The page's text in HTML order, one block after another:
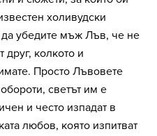
холивудски
убедите мъж Лъв, че не
друг, колкото и
Просто Лъвовете
светът им е
и често изпадат в
любов, която изпитват